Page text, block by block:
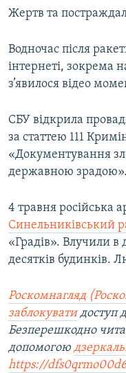
Жертв та
Водночас після
інтернеті, зокрема
з’явилося відео
СБУ відкрила
за статтею 111
«Документування
державною зрадою».
4 травня російська
Синельниківський
«Градів». Влучили в
десятків будинків.
Роскомнагляд
заблокуватидоступ
Безперешкодно
допомогою
https://